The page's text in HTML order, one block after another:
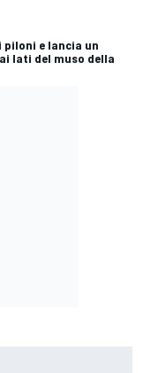
piloni e lancia un
lati del muso della